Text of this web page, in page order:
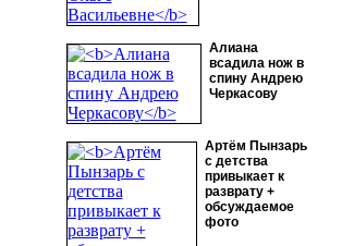
Алиана
всадила нож в
спину Андрею
Черкасову
Артём Пынзарь
с детства
привыкает к
разврату +
обсуждаемое
фото